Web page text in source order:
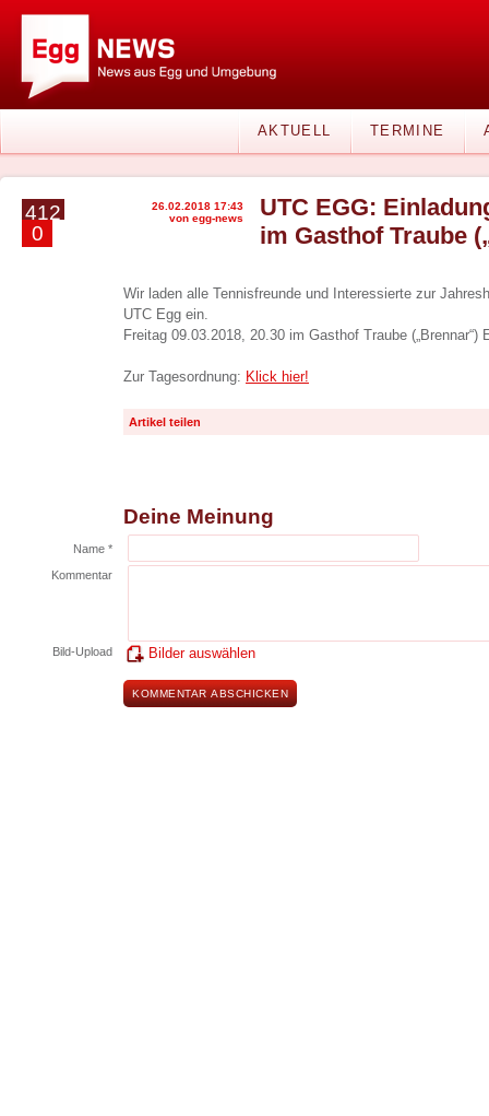
AKTUELL TERMINE
412
0
26.02.2018 17:43
von egg-news
UTC EGG:
im Gasthof Traube
Wir laden alle Tennisfreunde und Interessierte zur
UTC Egg ein.
Freitag 09.03.2018, 20.30 im Gasthof Traube („Brennar“)
Zur Tagesordnung: Klick hier!
Artikel teilen
Deine Meinung
Name *
Kommentar
Bild-Upload Bilder auswählen